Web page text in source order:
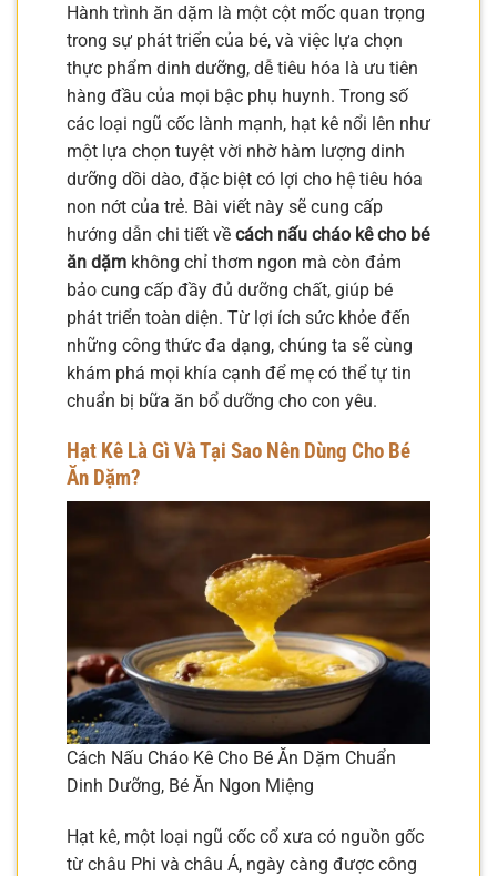
Hành trình ăn dặm là một cột mốc quan trọng
trong sự phát triển của bé, và việc lựa chọn
thực phẩm dinh dưỡng, dễ tiêu hóa là ưu tiên
hàng đầu của mọi bậc phụ huynh. Trong số
các loại ngũ cốc lành mạnh, hạt kê nổi lên như
một lựa chọn tuyệt vời nhờ hàm lượng dinh
dưỡng dồi dào, đặc biệt có lợi cho hệ tiêu hóa
non nớt của trẻ. Bài viết này sẽ cung cấp
hướng dẫn chi tiết về cách nấu cháo kê cho bé
ăn dặm không chỉ thơm ngon mà còn đảm
bảo cung cấp đầy đủ dưỡng chất, giúp bé
phát triển toàn diện. Từ lợi ích sức khỏe đến
những công thức đa dạng, chúng ta sẽ cùng
khám phá mọi khía cạnh để mẹ có thể tự tin
chuẩn bị bữa ăn bổ dưỡng cho con yêu.
Hạt Kê Là Gì Và Tại Sao Nên Dùng Cho Bé
Ăn Dặm?
Cách Nấu Cháo Kê Cho Bé Ăn Dặm Chuẩn
Dinh Dưỡng, Bé Ăn Ngon Miệng
Hạt kê, một loại ngũ cốc cổ xưa có nguồn gốc
từ châu Phi và châu Á, ngày càng được công